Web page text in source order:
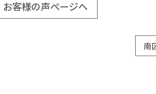
お客様の声ページへ
南